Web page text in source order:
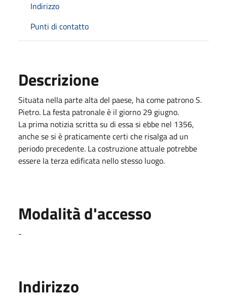
Indirizzo
Punti di contatto
Descrizione
Situata nella parte alta del paese, ha come patrono S.
Pietro. La festa patronale è il giorno 29 giugno.
La prima notizia scritta su di essa si ebbe nel 1356,
anche se si è praticamente certi che risalga ad un
periodo precedente. La costruzione attuale potrebbe
essere la terza edificata nello stesso luogo.
Modalità d'accesso
-
Indirizzo